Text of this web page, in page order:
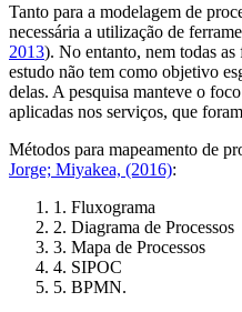
Tanto para a modelagem de
necessária a utilização de
2013). No entanto, nem todas as
estudo não tem como objetivo
delas. A pesquisa manteve o
aplicadas nos serviços, que
Métodos para mapeamento de
Jorge; Miyakea, (2016):
1. Fluxograma
2. Diagrama de Processos
3. Mapa de Processos
4. SIPOC
5. BPMN.